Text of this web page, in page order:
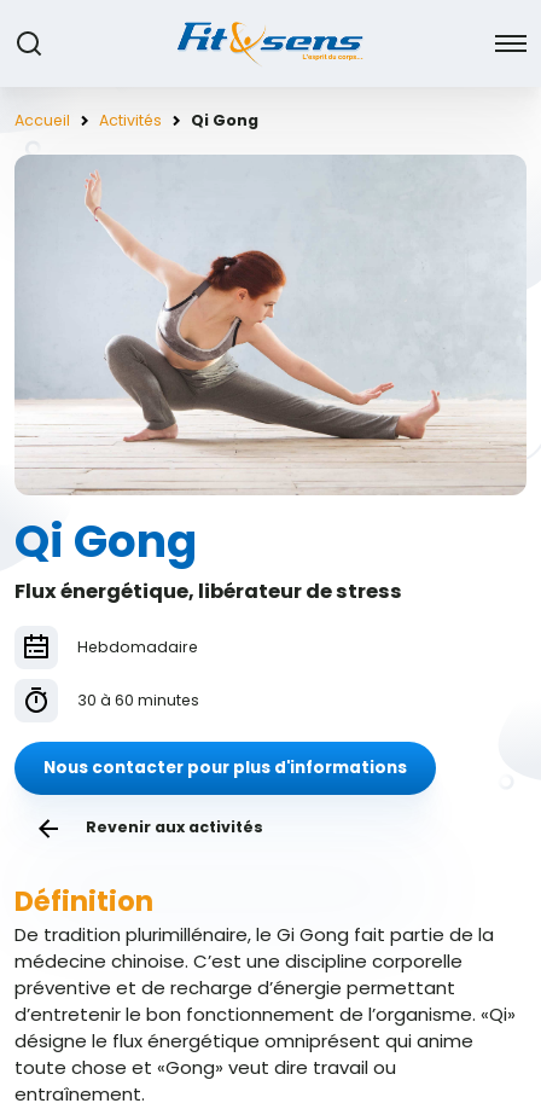
Accueil Activités Qi Gong
Qi Gong
Flux énergétique, libérateur de stress
Hebdomadaire
30 à 60 minutes
Nous contacter pour plus d'informations
Revenir aux activités
Définition
De tradition plurimillénaire, le Gi Gong fait partie de la
médecine chinoise. C’est une discipline corporelle
préventive et de recharge d’énergie permettant
d’entretenir le bon fonctionnement de l’organisme. «Qi»
désigne le flux énergétique omniprésent qui anime
toute chose et «Gong» veut dire travail ou
entraînement.